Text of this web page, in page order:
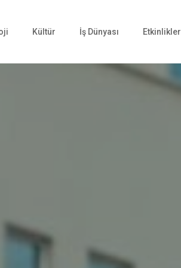
Kültür İş Dünyası Etkinlikler